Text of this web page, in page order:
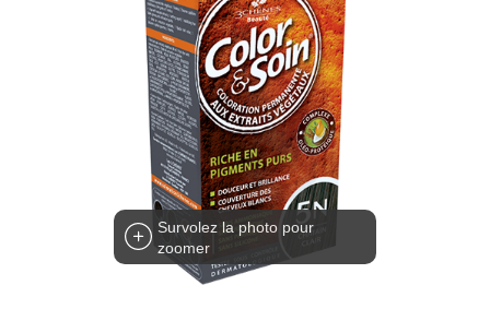
Corps
Homme
Solaire
Visage
Survolez la photo pour
zoomer